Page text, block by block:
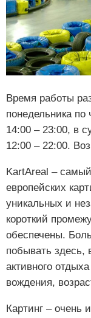
Время работы
понедельника по
14:00 – 23:00, в
12:00 – 22:00.
KartAreal –
европейских
уникальных и
короткий
обеспечены.
побывать здесь,
активного
вождения,
Картинг – очень